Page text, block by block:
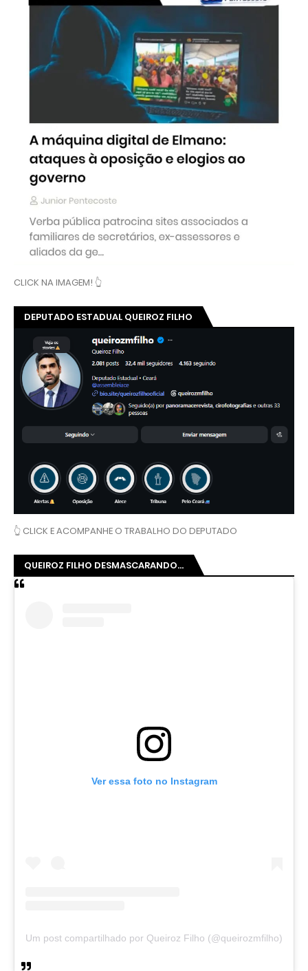
CLICK NA IMAGEM! 👆
DEPUTADO ESTADUAL QUEIROZ FILHO
👆 CLICK E ACOMPANHE O TRABALHO DO DEPUTADO
QUEIROZ FILHO DESMASCARANDO...
Ver essa foto no Instagram
Um post compartilhado por Queiroz Filho (@queirozmfilho)